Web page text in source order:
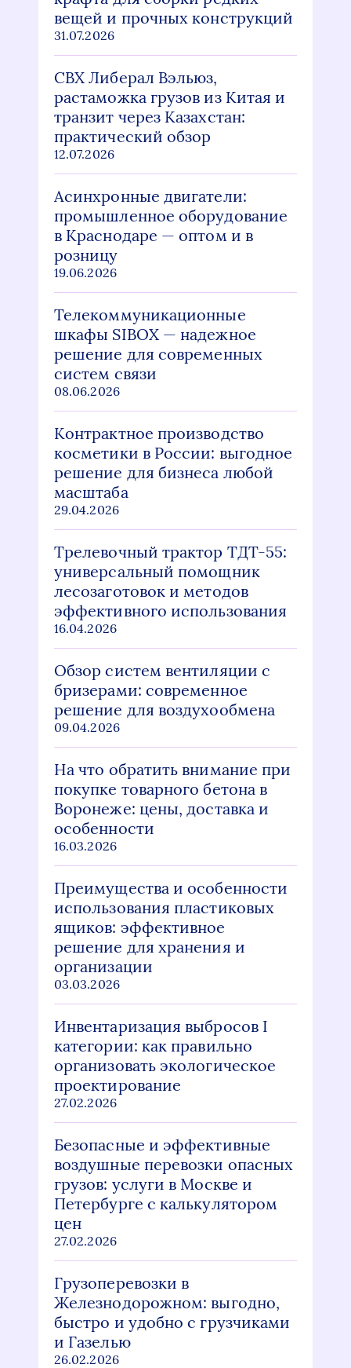
вещей и прочных конструкций
31.07.2026
СВХ Либерал Вэльюз,
растаможка грузов из Китая и
транзит через Казахстан:
практический обзор
12.07.2026
Асинхронные двигатели:
промышленное оборудование
в Краснодаре — оптом и в
розницу
19.06.2026
Телекоммуникационные
шкафы SIBOX — надежное
решение для современных
систем связи
08.06.2026
Контрактное производство
косметики в России: выгодное
решение для бизнеса любой
масштаба
29.04.2026
Трелевочный трактор ТДТ-55:
универсальный помощник
лесозаготовок и методов
эффективного использования
16.04.2026
Обзор систем вентиляции с
бризерами: современное
решение для воздухообмена
09.04.2026
На что обратить внимание при
покупке товарного бетона в
Воронеже: цены, доставка и
особенности
16.03.2026
Преимущества и особенности
использования пластиковых
ящиков: эффективное
решение для хранения и
организации
03.03.2026
Инвентаризация выбросов I
категории: как правильно
организовать экологическое
проектирование
27.02.2026
Безопасные и эффективные
воздушные перевозки опасных
грузов: услуги в Москве и
Петербурге с калькулятором
цен
27.02.2026
Грузоперевозки в
Железнодорожном: выгодно,
быстро и удобно с грузчиками
и Газелью
26.02.2026